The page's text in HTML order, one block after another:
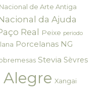
de Arte Antiga
da Ajuda
Real Peixe periodo
Porcelanas NG
Stevia Sèvres
Alegre Xangai